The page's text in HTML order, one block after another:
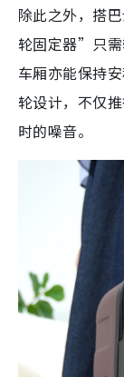
除此之外，搭
轮固定器”只
车厢亦能保持
轮设计，不仅
时的噪音。